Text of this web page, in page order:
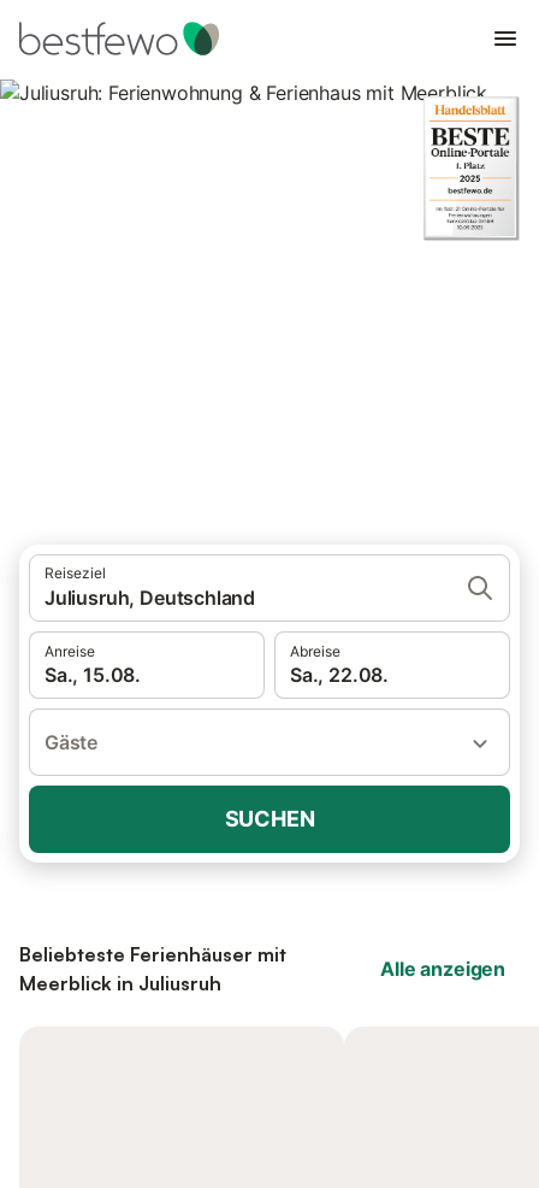
Reiseziel
Juliusruh, Deutschland
Anreise
Sa., 15.08.
Abreise
Sa., 22.08.
Gäste
SUCHEN
Beliebteste Ferienhäuser mit
Meerblick in Juliusruh
Alle anzeigen